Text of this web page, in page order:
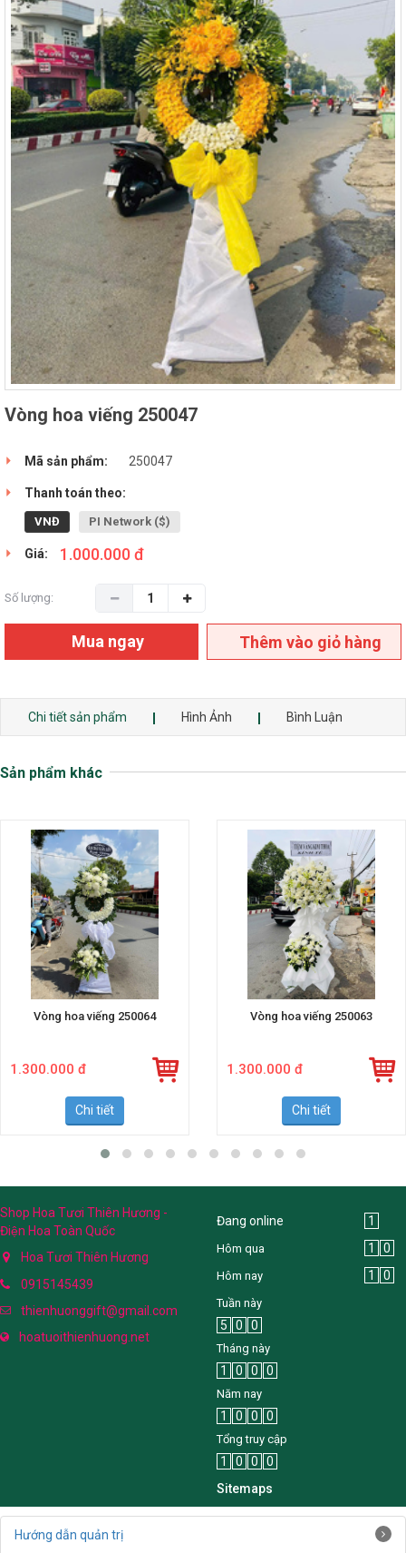
Vòng hoa viếng 250047
Mã sản phẩm: 250047
Thanh toán theo:
VNĐ PI Network ($)
Giá: 1.000.000 đ
Số lượng:
Mua ngay Thêm vào giỏ hàng
Chi tiết sản phẩm Hình Ảnh Bình Luận
Sản phẩm khác
Vòng hoa viếng 250064
1.300.000 đ
Chi tiết
Vòng hoa viếng 250063
1.300.000 đ
Chi tiết
Shop Hoa Tươi Thiên Hương -
Điện Hoa Toàn Quốc
Hoa Tươi Thiên Hương
0915145439
thienhuonggift@gmail.com
hoatuoithienhuong.net
Đang online 1
Hôm qua 1 0
Hôm nay 1 0
Tuần này
5 0 0
Tháng này
1 0 0 0
Năm nay
1 0 0 0
Tổng truy cập
1 0 0
0
Sitemaps
Hướng dẫn quản trị